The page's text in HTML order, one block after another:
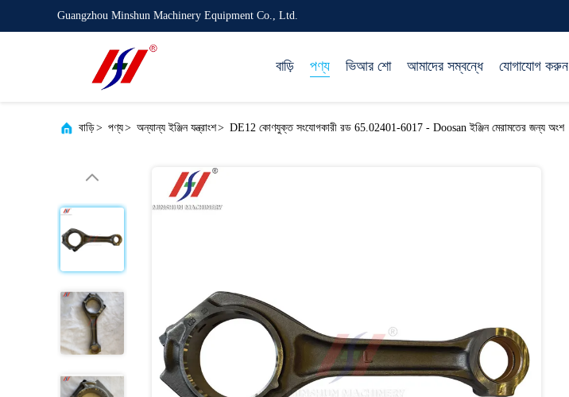
Guangzhou Minshun Machinery Equipment Co., Ltd.
বাড়ি পণ্য ভিআর শো আমাদের সম্বন্ধে যোগাযোগ করুন
বাড়ি> পণ্য> অন্যান্য ইঞ্জিন যন্ত্রাংশ> DE12 কোণযুক্ত সংযোগকারী রড 65.02401-6017 - Doosan ইঞ্জিন মেরামতের জন্য অংশ